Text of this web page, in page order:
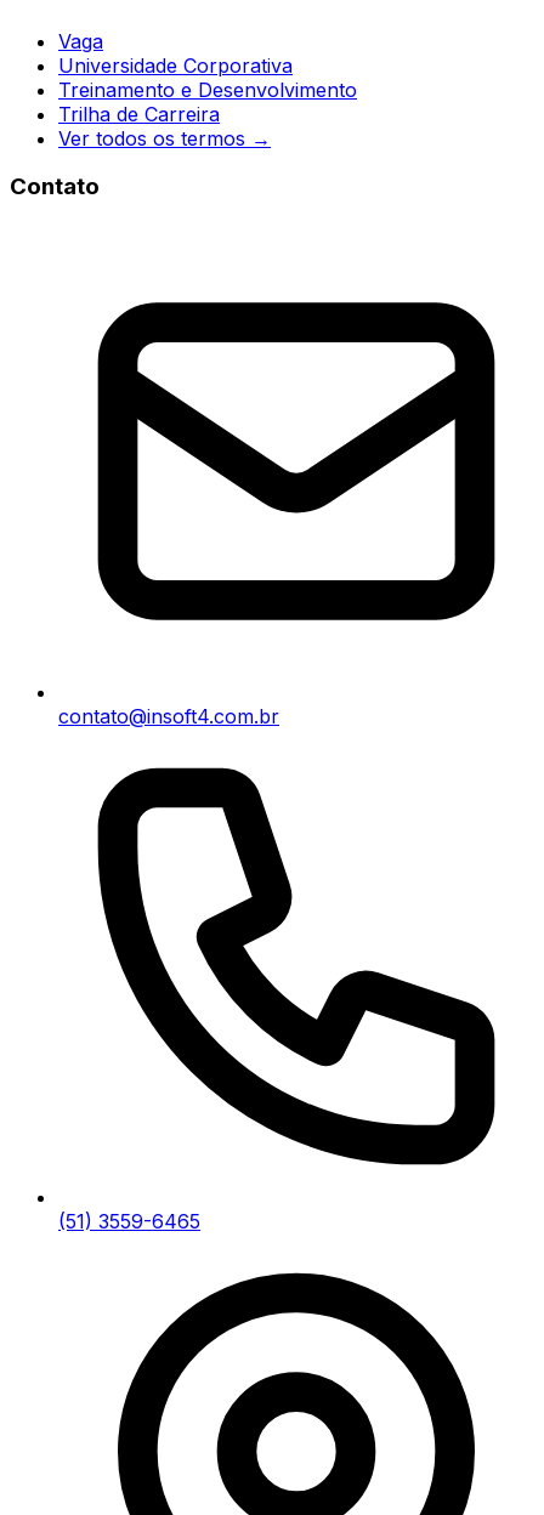
Vaga
Universidade Corporativa
Treinamento e Desenvolvimento
Trilha de Carreira
Ver todos os termos →
Contato
contato@insoft4.com.br
(51) 3559-6465